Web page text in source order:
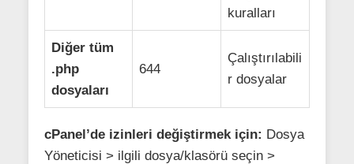
kuralları
Diğer tüm
.php
dosyaları
644
Çalıştırılabili
r dosyalar
cPanel’de izinleri değiştirmek için: Dosya
Yöneticisi > ilgili dosya/klasörü seçin >